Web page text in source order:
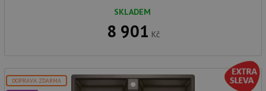
SKLADEM
8 901 Kč
DOPRAVA ZDARMA